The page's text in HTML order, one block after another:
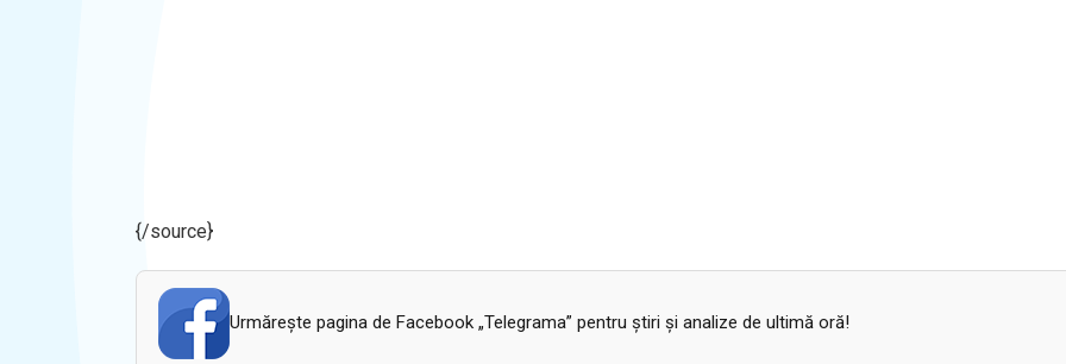
{/source}
Urmăreşte pagina de Facebook „Telegrama” pentru ştiri şi analize de ultimă oră!